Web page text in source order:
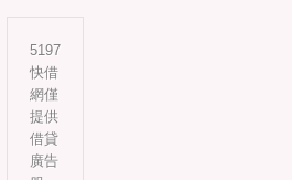
5197
快借
網僅
提供
借貸
廣告